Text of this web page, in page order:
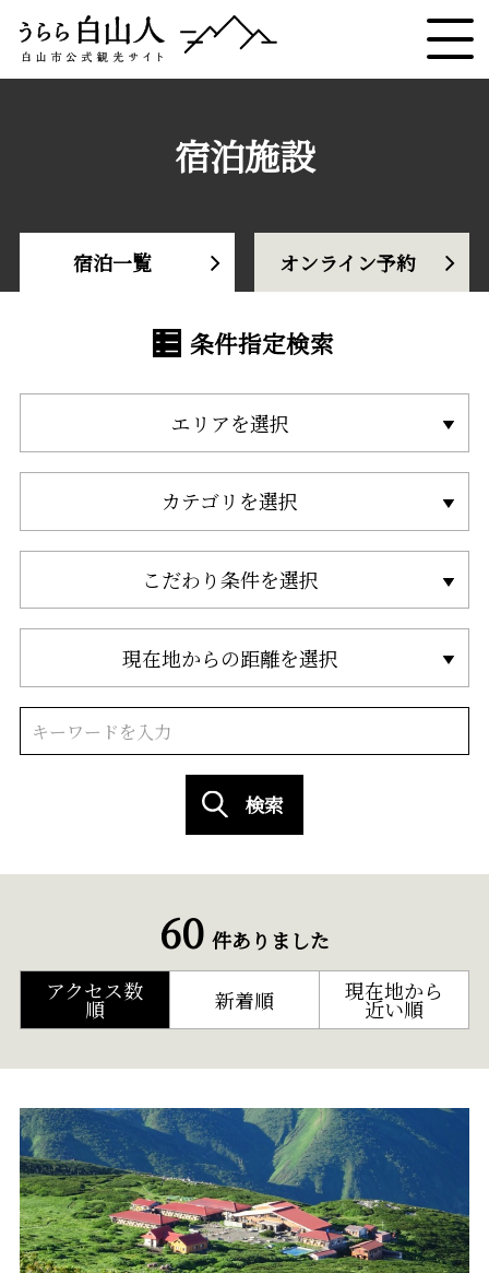
宿泊施設
宿泊一覧 オンライン予約
条件指定検索
エリアを選択
カテゴリを選択
こだわり条件を選択
現在地からの距離を選択
検索
60 件ありました
アクセス数
順 新着順 現在地から
近い順